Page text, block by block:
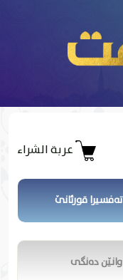
عربة الشراء
تەفسیرا قورئانێ
وانێن دەنگی